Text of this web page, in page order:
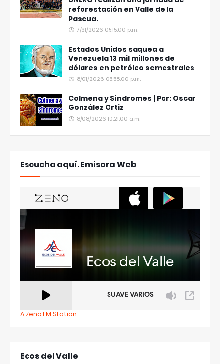
reforestación en Valle de la
Pascua.
7/31/2026 05:15:00 p.m.
Estados Unidos saquea a
Venezuela 13 mil millones de
dólares en petróleo semestrales
8/01/2026 05:58:00 p.m.
Colmena y Síndromes | Por: Oscar
González Ortiz
8/08/2026 10:21:00 a.m.
Escucha aquí. Emisora Web
A Zeno.FM Station
Ecos del Valle